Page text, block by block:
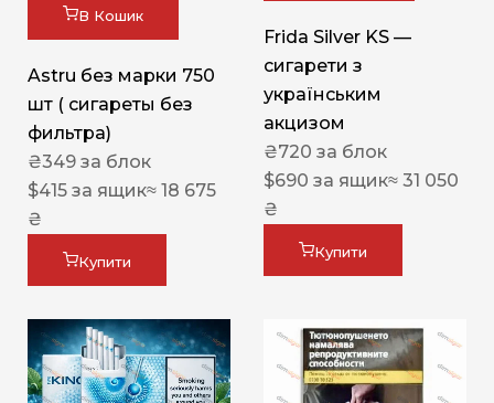
В Кошик
Astru без марки 750
шт ( сигареты без
фильтра)
₴349 за блок
$415 за ящик≈ 18 675
₴
Купити
Frida Silver KS —
сигарети з
українським
акцизом
₴720 за блок
$690 за ящик≈ 31 050
₴
Купити